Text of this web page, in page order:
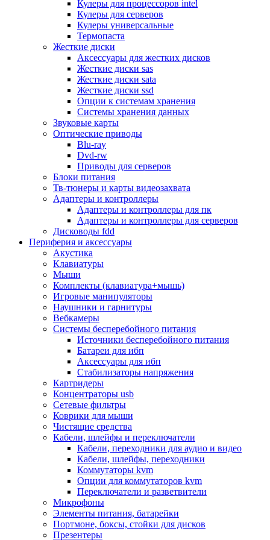
Микрофоны
Элементы питания, батарейки
Портмоне, боксы, стойки для дисков
Презентеры
Виртуальные очки
Аксессуары и опции для ноутбуков
Клавиатуры для ноутбуков
Сумки
Адаптеры и зарядные устройства
Подставки
Док станции, порт репликаторы
Батареи
Разное
Носители информации
Внешние жесткие диски
Карты памяти
Оптические носители
Blu-ray
Cd-r
Cd-rw
Dvd-r
Dvdrw
Серверы
Программное обеспечение
Операционные системы
Антивирусное по
Офисные приложения
Неттопы, тонкие клиенты, платформы nuc
Микрокомпьютеры
Опции для компьютеров
Бытовая техника
Кухонная техника
Блендеры, измельчители
Блинницы
Вакуумные упаковщики
Весы кухонные
Гриль
Дистилляторы
Йогуртницы
Кофеварки и кофемашины
Кофемолки
Кухонные комбайны
Ломтерезки
Микроволновые печи
Миксеры
Мини-печи
Мойки
Мультиварки
Кулеры для процессоров intel
Кулеры для серверов
Кулеры универсальные
Термопаста
Жесткие диски
Аксессуары для жестких дисков
Жесткие диски sas
Жесткие диски sata
Жесткие диски ssd
Опции к системам хранения
Системы хранения данных
Звуковые карты
Оптические приводы
Blu-ray
Dvd-rw
Приводы для серверов
Блоки питания
Тв-тюнеры и карты видеозахвата
Адаптеры и контроллеры
Адаптеры и контроллеры для пк
Адаптеры и контроллеры для серверов
Дисководы fdd
Периферия и аксессуары
Акустика
Клавиатуры
Мыши
Комплекты (клавиатура+мышь)
Игровые манипуляторы
Наушники и гарнитуры
Вебкамеры
Системы бесперебойного питания
Источники бесперебойного питания
Батареи для ибп
Аксессуары для ибп
Стабилизаторы напряжения
Картридеры
Концентраторы usb
Сетевые фильтры
Коврики для мыши
Чистящие средства
Кабели, шлейфы и переключатели
Кабели, переходники для аудио и видео
Кабели, шлейфы, переходники
Коммутаторы kvm
Опции для коммутаторов kvm
Переключатели и разветвители
Микрофоны
Элементы питания, батарейки
Портмоне, боксы, стойки для дисков
Презентеры